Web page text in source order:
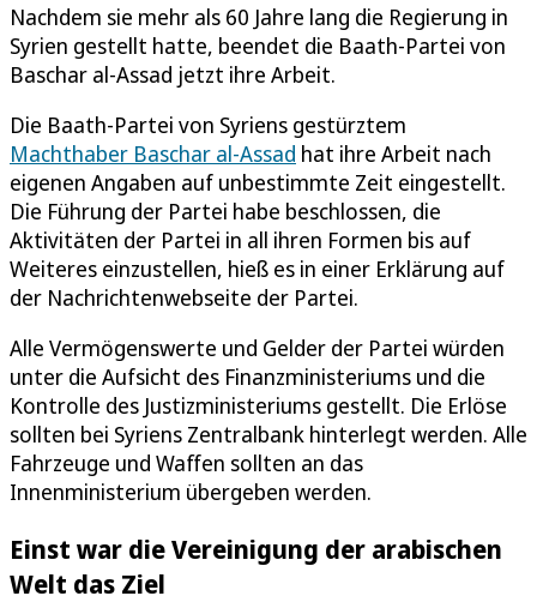
Nachdem sie mehr als 60 Jahre lang die Regierung in
Syrien gestellt hatte, beendet die Baath-Partei von
Baschar al-Assad jetzt ihre Arbeit.
Die Baath-Partei von Syriens gestürztem
Machthaber Baschar al-Assad hat ihre Arbeit nach
eigenen Angaben auf unbestimmte Zeit eingestellt.
Die Führung der Partei habe beschlossen, die
Aktivitäten der Partei in all ihren Formen bis auf
Weiteres einzustellen, hieß es in einer Erklärung auf
der Nachrichtenwebseite der Partei.
Alle Vermögenswerte und Gelder der Partei würden
unter die Aufsicht des Finanzministeriums und die
Kontrolle des Justizministeriums gestellt. Die Erlöse
sollten bei Syriens Zentralbank hinterlegt werden. Alle
Fahrzeuge und Waffen sollten an das
Innenministerium übergeben werden.
Einst war die Vereinigung der arabischen
Welt das Ziel